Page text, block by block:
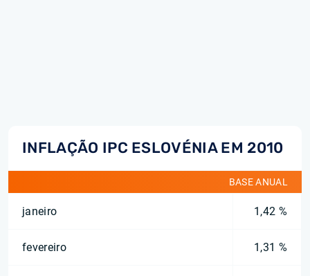
INFLAÇÃO IPC ESLOVÉNIA EM 2010
BASE ANUAL
janeiro 1,42 %
fevereiro 1,31 %